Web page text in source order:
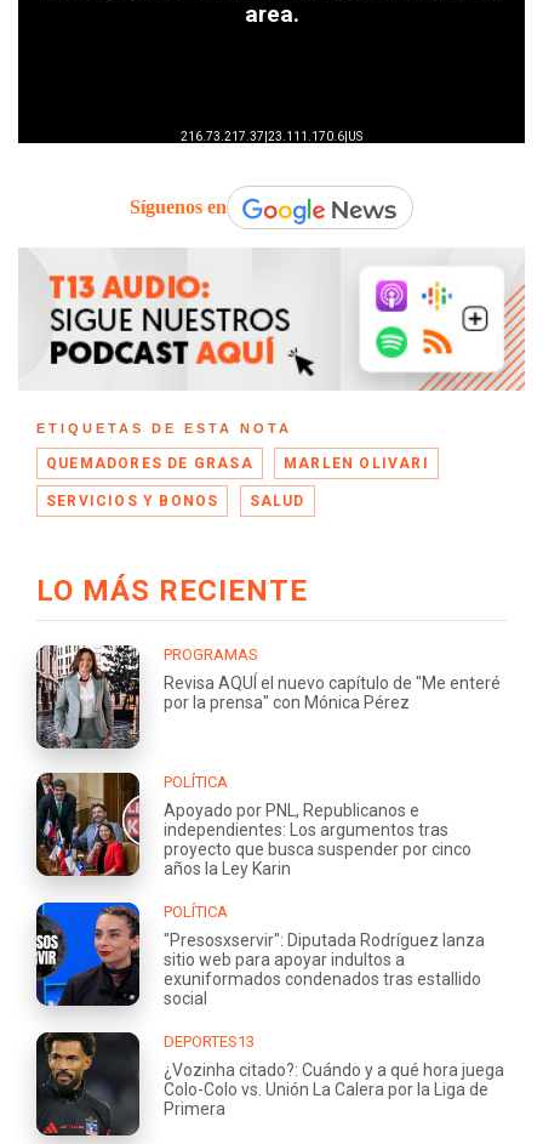
Síguenos en
ETIQUETAS DE ESTA NOTA
QUEMADORES DE GRASA MARLEN OLIVARI
SERVICIOS Y BONOS SALUD
LO MÁS RECIENTE
PROGRAMAS
Revisa AQUÍ el nuevo capítulo de "Me enteré
por la prensa" con Mónica Pérez
POLÍTICA
Apoyado por PNL, Republicanos e
independientes: Los argumentos tras
proyecto que busca suspender por cinco
años la Ley Karin
POLÍTICA
"Presosxservir": Diputada Rodríguez lanza
sitio web para apoyar indultos a
exuniformados condenados tras estallido
social
DEPORTES13
¿Vozinha citado?: Cuándo y a qué hora juega
Colo-Colo vs. Unión La Calera por la Liga de
Primera